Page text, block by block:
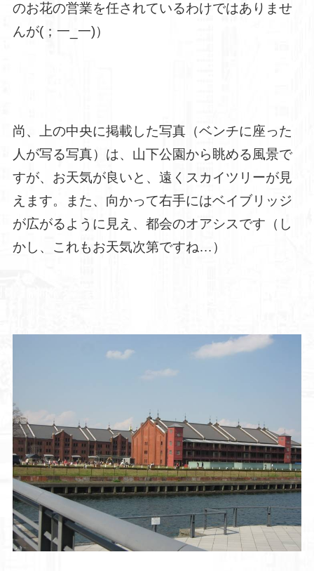
のお花の営業を任されているわけではありませ
んが(；一_一)）
尚、上の中央に掲載した写真（ベンチに座った
人が写る写真）は、山下公園から眺める風景で
すが、お天気が良いと、遠くスカイツリーが見
えます。また、向かって右手にはベイブリッジ
が広がるように見え、都会のオアシスです（し
かし、これもお天気次第ですね…）